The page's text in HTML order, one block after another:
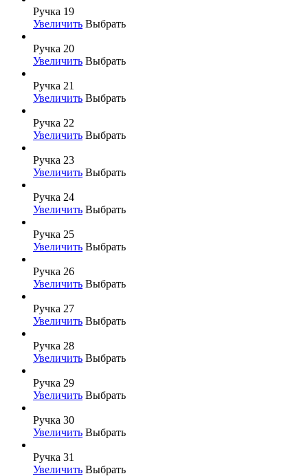
Ручка 19
Увеличить Выбрать
Ручка 20
Увеличить Выбрать
Ручка 21
Увеличить Выбрать
Ручка 22
Увеличить Выбрать
Ручка 23
Увеличить Выбрать
Ручка 24
Увеличить Выбрать
Ручка 25
Увеличить Выбрать
Ручка 26
Увеличить Выбрать
Ручка 27
Увеличить Выбрать
Ручка 28
Увеличить Выбрать
Ручка 29
Увеличить Выбрать
Ручка 30
Увеличить Выбрать
Ручка 31
Увеличить Выбрать